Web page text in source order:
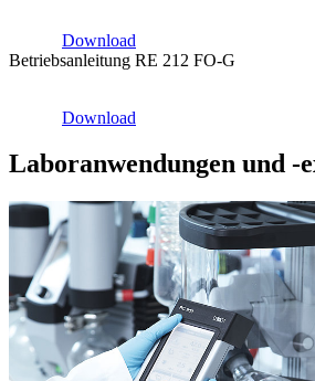
Download
Betriebsanleitung RE 212 FO-G
Download
Laboranwendungen und -